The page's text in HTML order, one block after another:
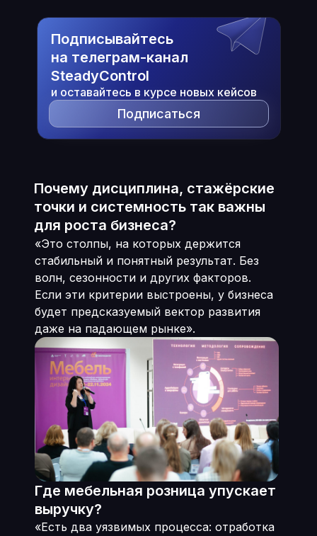
Подписывайтесь
на телеграм-канал
SteadyControl
и оставайтесь в курсе новых кейсов
Подписаться
Почему дисциплина, стажëрские
точки и системность так важны
для роста бизнеса?
«Это столпы, на которых держится
стабильный и понятный результат. Без
волн, сезонности и других факторов.
Если эти критерии выстроены, у бизнеса
будет предсказуемый вектор развития
даже на падающем рынке».
Где мебельная розница упускает
выручку?
«Есть два уязвимых процесса: отработка